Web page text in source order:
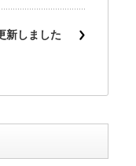
新しました